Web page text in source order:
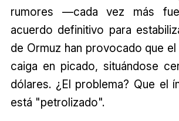
rumores —cada vez más
acuerdo definitivo para
de Ormuz han provocado que
caiga en picado, situándose
dólares. ¿El problema? Que el
está "petrolizado".